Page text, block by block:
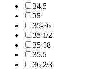
34.5
35
35-36
35 1/2
35-38
35.5
36 2/3